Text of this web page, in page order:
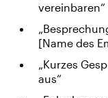
vereinbaren“
[Name des
„Kurzes
aus“